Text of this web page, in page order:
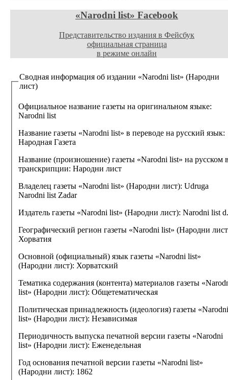
«Narodni list» Facebook
Представительство издания в Фейсбук
официальная страница
в режиме онлайн
Сводная информация об издании «Narodni list» (Народни
лист)
Официальное название газеты на оригинальном языке:
Narodni list
Название газеты «Narodni list» в переводе на русский язык:
Народная Газета
Название (произношение) газеты «Narodni list» на русском
транскрипции: Народни лист
Владелец газеты «Narodni list» (Народни лист): Udruga
Narodni list Zadar
Издатель газеты «Narodni list» (Народни лист): Narodni list
Географический регион газеты «Narodni list» (Народни
Хорватия
Основной (официальный) язык газеты «Narodni list»
(Народни лист): Хорватский
Тематика содержания (контента) материалов газеты
list» (Народни лист): Общетематическая
Политическая принадлежность (идеология) газеты «Narodni
list» (Народни лист): Независимая
Периодичность выпуска печатной версии газеты «Narodni
list» (Народни лист): Еженедельная
Год основания печатной версии газеты «Narodni list»
(Народни лист): 1862